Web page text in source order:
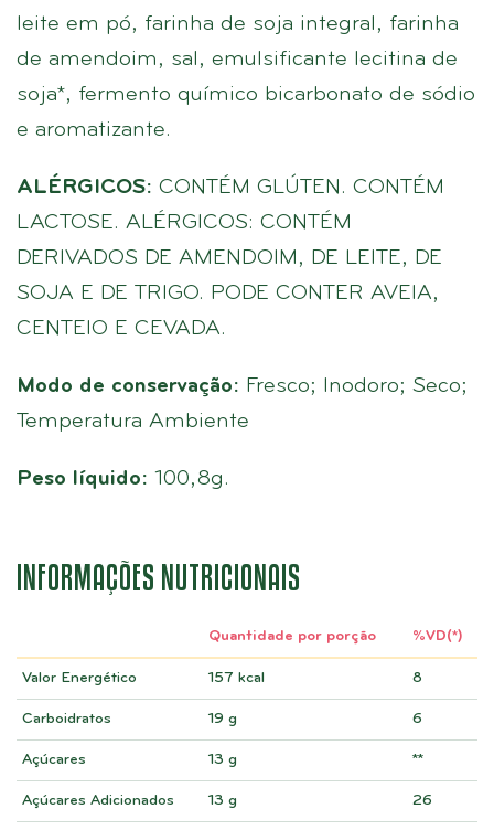
leite em pó, farinha de soja integral, farinha
de amendoim, sal, emulsificante lecitina de
soja*, fermento químico bicarbonato de sódio
e aromatizante.
ALÉRGICOS: CONTÉM GLÚTEN. CONTÉM
LACTOSE. ALÉRGICOS: CONTÉM
DERIVADOS DE AMENDOIM, DE LEITE, DE
SOJA E DE TRIGO. PODE CONTER AVEIA,
CENTEIO E CEVADA.
Modo de conservação: Fresco; Inodoro; Seco;
Temperatura Ambiente
Peso líquido: 100,8g.
INFORMAÇÕES NUTRICIONAIS
Quantidade por porção %VD(*)
Valor Energético 157 kcal 8
Carboidratos 19 g 6
Açúcares 13 g **
Açúcares Adicionados 13 g 26